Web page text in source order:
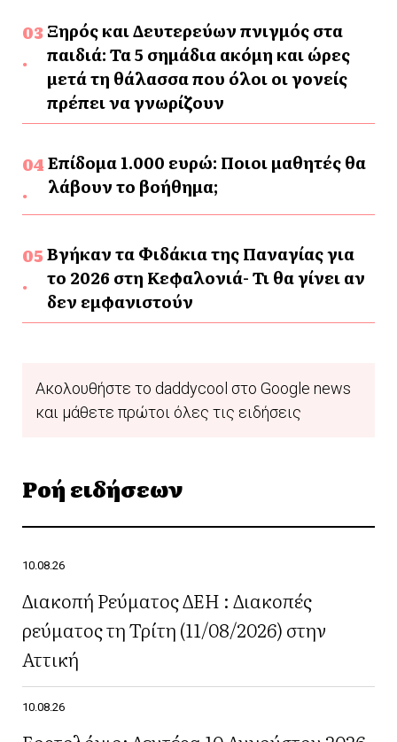
Ξηρός και Δευτερεύων πνιγμός στα
παιδιά: Τα 5 σημάδια ακόμη και ώρες
μετά τη θάλασσα που όλοι οι γονείς
πρέπει να γνωρίζουν
Επίδομα 1.000 ευρώ: Ποιοι μαθητές θα
λάβουν το βοήθημα;
Βγήκαν τα Φιδάκια της Παναγίας για
το 2026 στη Κεφαλονιά- Τι θα γίνει αν
δεν εμφανιστούν
Ακολουθήστε το daddycool στο Google news
και μάθετε πρώτοι όλες τις ειδήσεις
Ροή ειδήσεων
10.08.26
Διακοπή Ρεύματος ΔΕΗ : Διακοπές
ρεύματος τη Τρίτη (11/08/2026) στην
Αττική
10.08.26